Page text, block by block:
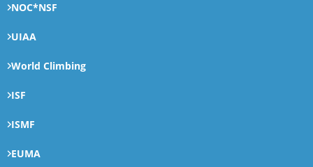
NOC*NSF
UIAA
World Climbing
ISF
ISMF
EUMA